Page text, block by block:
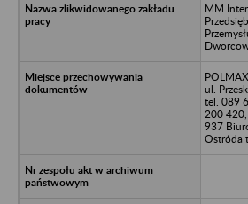
MM
ul.
tel. 089
200
937
Ostróda